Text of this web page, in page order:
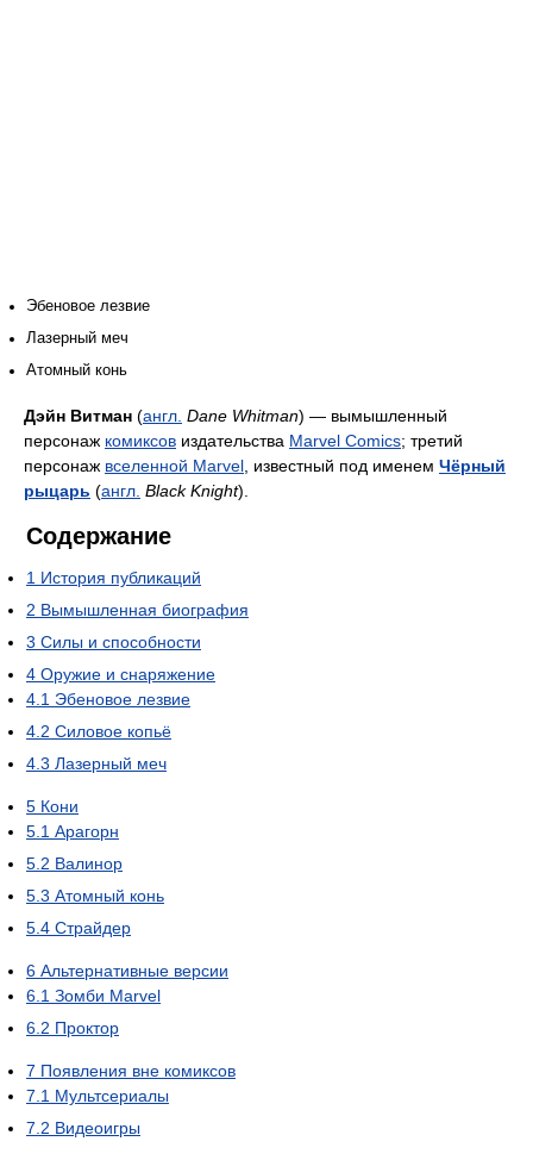
Эбеновое лезвие
Лазерный меч
Атомный конь
Дэйн Витман (англ. Dane Whitman) — вымышленный
персонаж комиксов издательства Marvel Comics; третий
персонаж вселенной Marvel , известный под именем Чёрный
рыцарь (англ. Black Knight).
Содержание
1 История публикаций
2 Вымышленная биография
3 Силы и способности
4 Оружие и снаряжение
4.1 Эбеновое лезвие
4.2 Силовое копьё
4.3 Лазерный меч
5 Кони
5.1 Арагорн
5.2 Валинор
5.3 Атомный конь
5.4 Страйдер
6 Альтернативные версии
6.1 Зомби Marvel
6.2 Проктор
7 Появления вне комиксов
7.1 Мультсериалы
7.2 Видеоигры